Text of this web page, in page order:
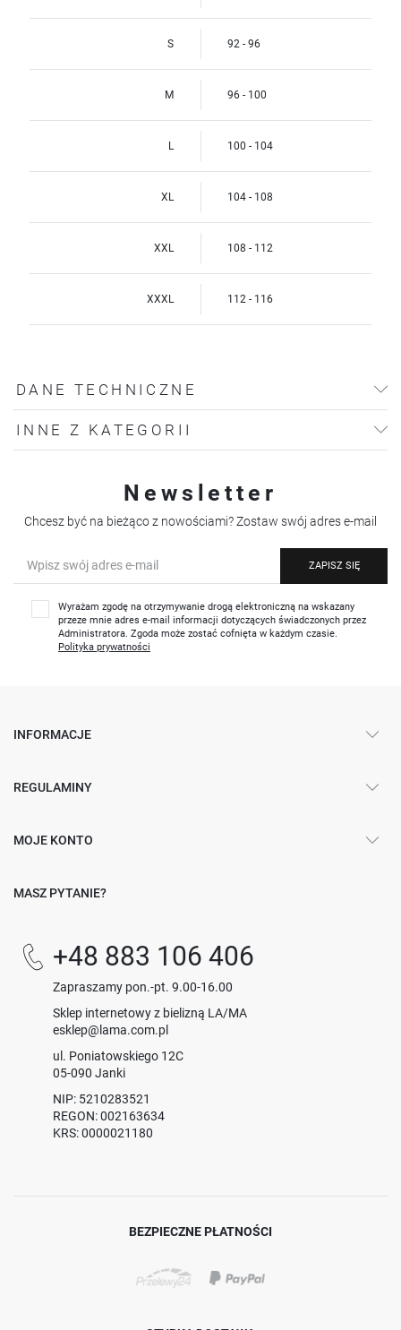
S 92 - 96
M 96 - 100
L 100 - 104
XL 104 - 108
XXL 108 - 112
XXXL 112 - 116
DANE TECHNICZNE
INNE Z KATEGORII
Newsletter
Chcesz być na bieżąco z nowościami? Zostaw swój adres e-mail
ZAPISZ SIĘ
Wyrażam zgodę na otrzymywanie drogą elektroniczną na wskazany
przeze mnie adres e-mail informacji dotyczących świadczonych przez
Administratora. Zgoda może zostać cofnięta w każdym czasie.
Polityka prywatności
INFORMACJE
REGULAMINY
MOJE KONTO
MASZ PYTANIE?
+48 883 106 406
Zapraszamy pon.-pt. 9.00-16.00
Sklep internetowy z bielizną LA/MA
esklep@lama.com.pl
ul. Poniatowskiego 12C
05-090 Janki
NIP: 5210283521
REGON: 002163634
KRS: 0000021180
BEZPIECZNE PŁATNOŚCI